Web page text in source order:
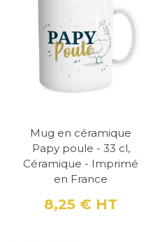
Mug en céramique
Papy poule - 33 cl,
Céramique - Imprimé
en France
Prix
8,25 € HT